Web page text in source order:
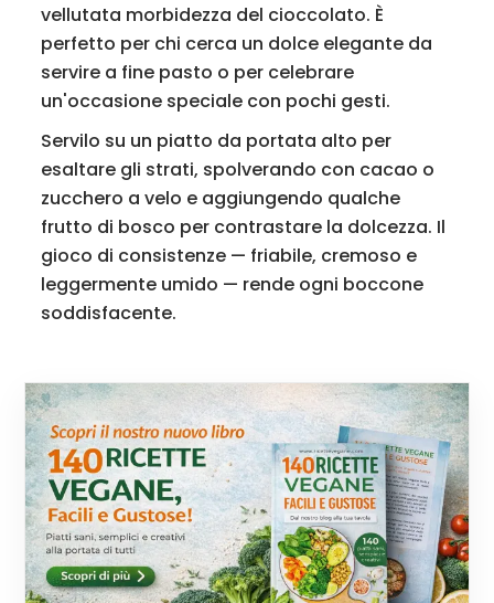
vellutata morbidezza del cioccolato. È
perfetto per chi cerca un dolce elegante da
servire a fine pasto o per celebrare
un'occasione speciale con pochi gesti.
Servilo su un piatto da portata alto per
esaltare gli strati, spolverando con cacao o
zucchero a velo e aggiungendo qualche
frutto di bosco per contrastare la dolcezza. Il
gioco di consistenze — friabile, cremoso e
leggermente umido — rende ogni boccone
soddisfacente.